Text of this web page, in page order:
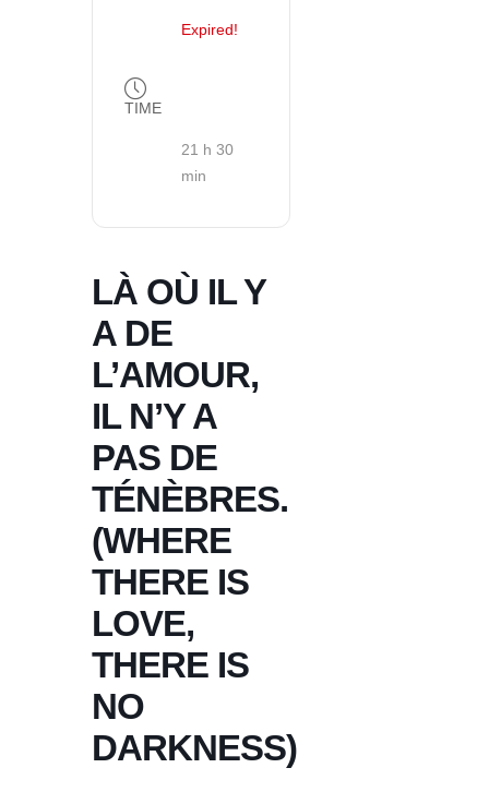
Expired!
TIME
21 h 30
min
LÀ OÙ IL Y
A DE
L’AMOUR,
IL N’Y A
PAS DE
TÉNÈBRES.
(WHERE
THERE IS
LOVE,
THERE IS
NO
DARKNESS)